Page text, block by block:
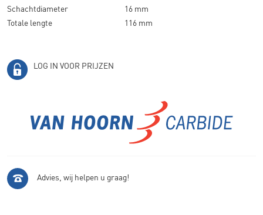
Schachtdiameter
16 mm
Totale lengte
116 mm
LOG IN VOOR PRIJZEN
Advies, wij helpen u graag!